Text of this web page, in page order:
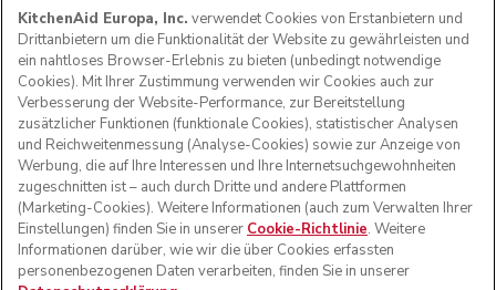
FOLGEN SIE UNS
KitchenAid Europa, Inc. verwendet Cookies von Erstanbietern und
Drittanbietern um die Funktionalität der Website zu gewährleisten und
ein nahtloses Browser-Erlebnis zu bieten (unbedingt notwendige
Cookies). Mit Ihrer Zustimmung verwenden wir Cookies auch zur
Verbesserung der Website-Performance, zur Bereitstellung
zusätzlicher Funktionen (funktionale Cookies), statistischer Analysen
und Reichweitenmessung (Analyse-Cookies) sowie zur Anzeige von
Werbung, die auf Ihre Interessen und Ihre Internetsuchgewohnheiten
zugeschnitten ist – auch durch Dritte und andere Plattformen
(Marketing-Cookies). Weitere Informationen (auch zum Verwalten Ihrer
Einstellungen) finden Sie in unserer Cookie-Richtlinie. Weitere
Informationen darüber, wie wir die über Cookies erfassten
personenbezogenen Daten verarbeiten, finden Sie in unserer